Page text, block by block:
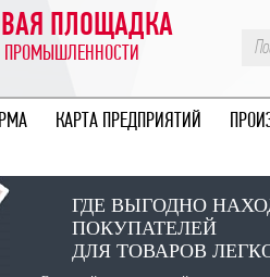
ПЛОЩАДКА
ПРОМЫШЛЕННОСТИ
КАРТА ПРЕДПРИЯТИЙ
ГДЕ ВЫГОДНО
ПОКУПАТЕЛЕЙ
ДЛЯ ТОВАРОВ